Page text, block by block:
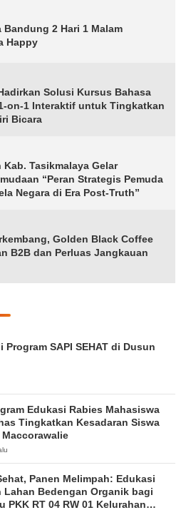
Bandung 2 Hari 1 Malam
Happy
Solusi Kursus Bahasa
on-1 Interaktif untuk Tingkatkan
Bicara
Kab. Tasikmalaya Gelar
“Peran Strategis Pemuda
Negara di Era Post-Truth”
Golden Black Coffee
B2B dan Perluas Jangkauan
Program SAPI SEHAT di Dusun
Edukasi Rabies Mahasiswa
Tingkatkan Kesadaran Siswa
Maccorawalie
Panen Melimpah: Edukasi
Lahan Bedengan Organik bagi
PKK RT 04 RW 01 Kelurahan